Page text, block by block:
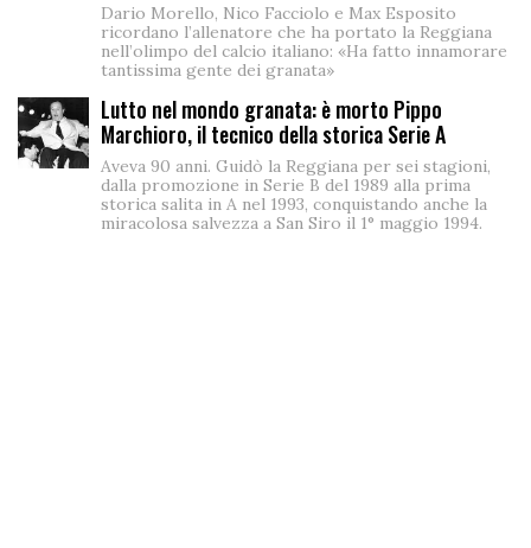
Dario Morello, Nico Facciolo e Max Esposito
ricordano l’allenatore che ha portato la Reggiana
nell’olimpo del calcio italiano: «Ha fatto innamorare
tantissima gente dei granata»
Lutto nel mondo granata: è morto Pippo
Marchioro, il tecnico della storica Serie A
Aveva 90 anni. Guidò la Reggiana per sei stagioni,
dalla promozione in Serie B del 1989 alla prima
storica salita in A nel 1993, conquistando anche la
miracolosa salvezza a San Siro il 1° maggio 1994.